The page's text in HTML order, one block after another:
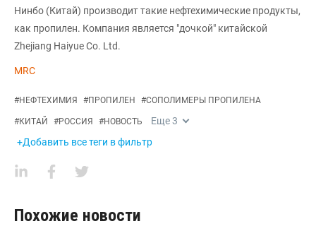
Нинбо (Китай) производит такие нефтехимические продукты,
как пропилен. Компания является "дочкой" китайской
Zhejiang Haiyue Co. Ltd.
MRC
#НЕФТЕХИМИЯ #ПРОПИЛЕН #СОПОЛИМЕРЫ ПРОПИЛЕНА
#КИТАЙ #РОССИЯ #НОВОСТЬ Еще3
+Добавить все теги в фильтр
Похожие новости